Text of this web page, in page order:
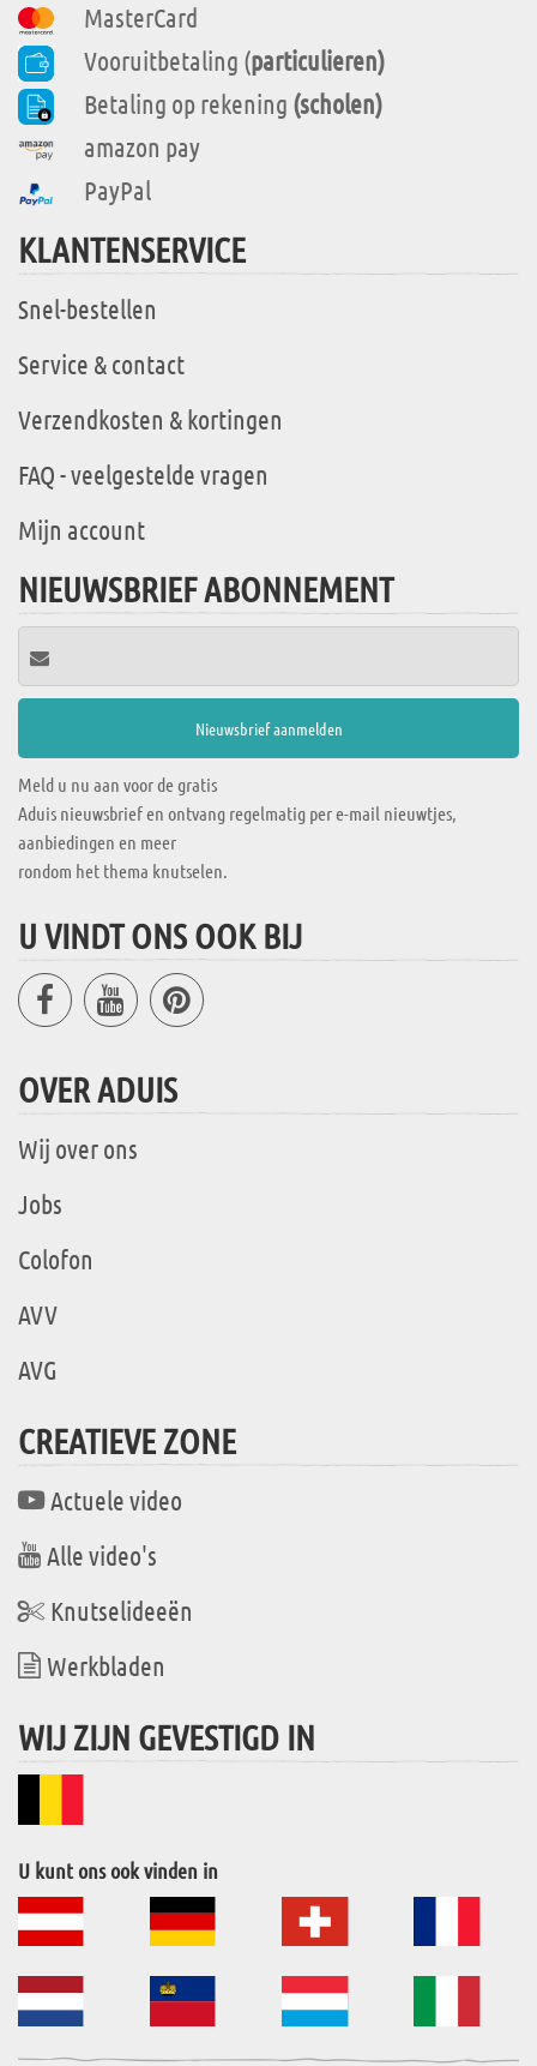
MasterCard
Vooruitbetaling (particulieren)
Betaling op rekening (scholen)
amazon pay
PayPal
KLANTENSERVICE
Snel-bestellen
Service & contact
Verzendkosten & kortingen
FAQ - veelgestelde vragen
Mijn account
NIEUWSBRIEF ABONNEMENT
Meld u nu aan voor de gratis
Aduis nieuwsbrief en ontvang regelmatig per e-mail nieuwtjes,
aanbiedingen en meer
rondom het thema knutselen.
U VINDT ONS OOK BIJ
OVER ADUIS
Wij over ons
Jobs
Colofon
AVV
AVG
CREATIEVE ZONE
Actuele video
Alle video's
Knutselideeën
Werkbladen
WIJ ZIJN GEVESTIGD IN
U kunt ons ook vinden in